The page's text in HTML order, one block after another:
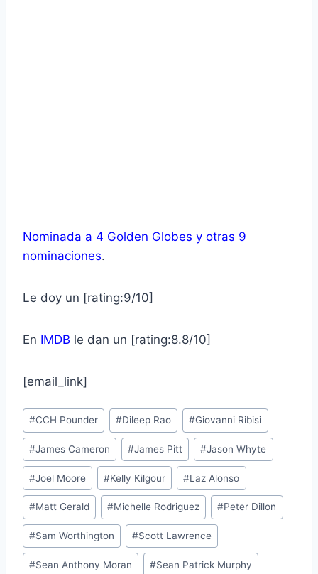
Nominada a 4 Golden Globes y otras 9
nominaciones.
Le doy un [rating:9/10]
En IMDB le dan un [rating:8.8/10]
[email_link]
Post
Tags:
#CCH Pounder #Dileep Rao #Giovanni Ribisi
#James Cameron #James Pitt #Jason Whyte
#Joel Moore #Kelly Kilgour #Laz Alonso
#Matt Gerald #Michelle Rodriguez #Peter Dillon
#Sam Worthington #Scott Lawrence
#Sean Anthony Moran #Sean Patrick Murphy